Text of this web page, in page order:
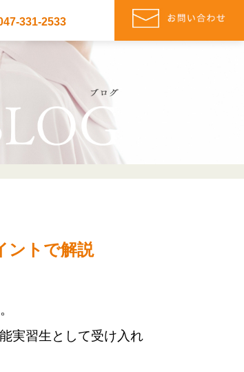
331-2533
ントで解説
実習生として受け入れ